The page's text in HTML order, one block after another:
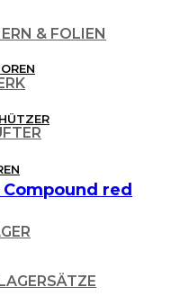
& FOLIEN
red